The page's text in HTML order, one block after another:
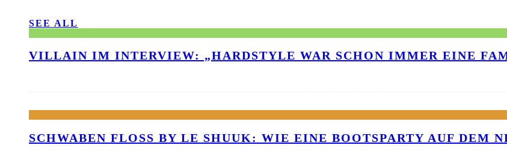
SEE ALL
VILLAIN IM INTERVIEW: „HARDSTYLE WAR SCHON IMMER EINE
SCHWABEN FLOSS BY LE SHUUK: WIE EINE BOOTSPARTY AUF DEM